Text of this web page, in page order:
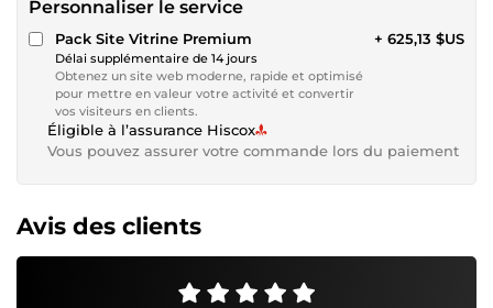
Personnaliser le service
Pack Site Vitrine Premium
Délai supplémentaire de 14 jours
Obtenez un site web moderne, rapide et optimisé
pour mettre en valeur votre activité et convertir
vos visiteurs en clients.
+ 625,13 $US
Éligible à l’assurance Hiscox
Vous pouvez assurer votre commande lors du paiement
Avis des clients